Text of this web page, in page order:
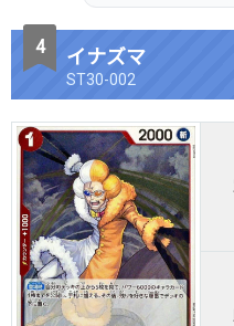
イナズマ
ST30-002